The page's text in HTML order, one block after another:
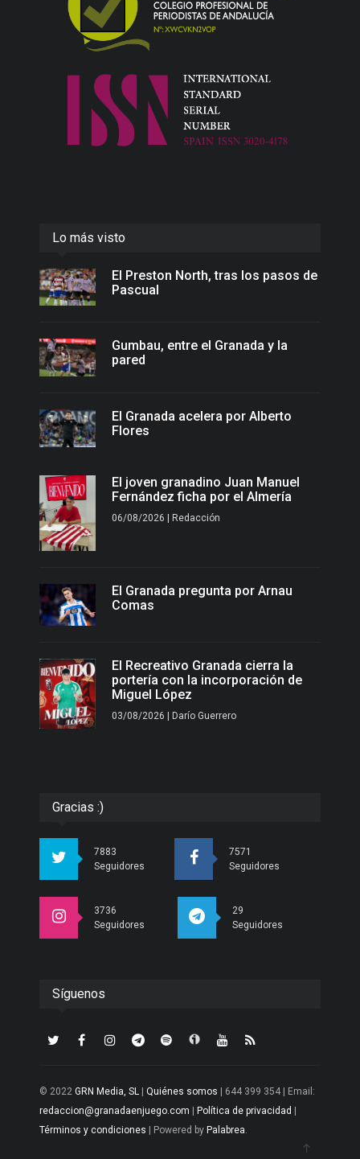
Lo más visto
El Preston North, tras los pasos de
Pascual
Gumbau, entre el Granada y la
pared
El Granada acelera por Alberto
Flores
El joven granadino Juan Manuel
Fernández ficha por el Almería
06/08/2026 | Redacción
El Granada pregunta por Arnau
Comas
El Recreativo Granada cierra la
portería con la incorporación de
Miguel López
03/08/2026 | Darío Guerrero
Gracias :)
7883
Seguidores
7571
Seguidores
3736
Seguidores
29
Seguidores
Síguenos
© 2022 GRN Media, SL Quiénes somos | 644 399 354 | Email:
redaccion@granadaenjuego.com
Política de privacidad
Términos y condiciones | Powered by Palabrea.